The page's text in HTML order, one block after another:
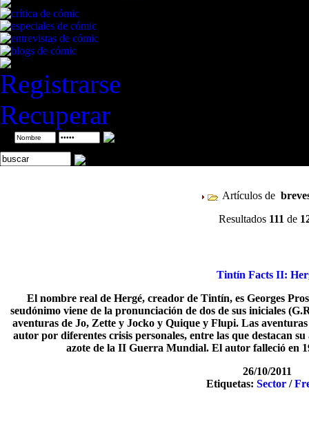
Registrarse
Recuperar
Artículos de
Resultados 111 de
Tintín Facts II:
El nombre real de Hergé, creador de Tintín, es Georges
seudónimo viene de la pronunciación de dos de sus iniciales
aventuras de Jo, Zette y Jocko y Quique y Flupi. Las
autor por diferentes crisis personales, entre las que destacan
azote de la II Guerra Mundial. El autor falleció en
26/10/2011
Etiquetas:Sector /